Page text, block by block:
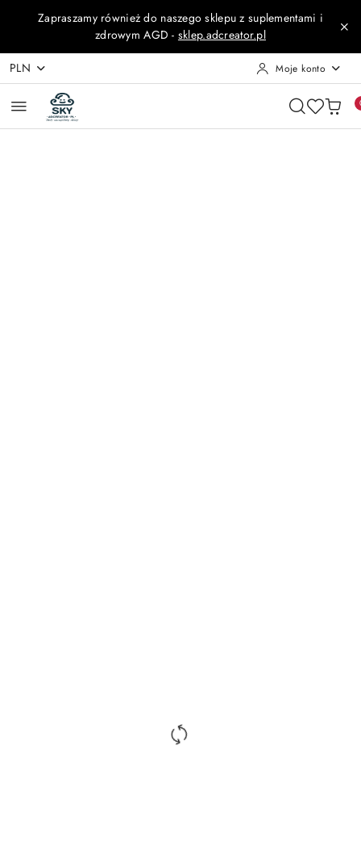
Przejdź do treści głównej
Przejdź do wyszukiwarki
Przejdź do moje konto
Przejdź do menu głównego
Przejdź do opisu produktu
Przejdź do stopki
Zapraszamy również do naszego sklepu z suplementami i
zdrowym AGD - sklep.adcreator.pl
PLN Moje konto